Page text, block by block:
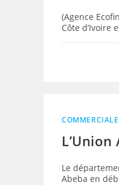
(Agence
Côte d’Ivoire
COMMERCIALE
Le
Abeba en